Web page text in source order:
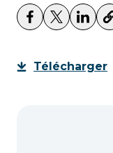
Télécharger